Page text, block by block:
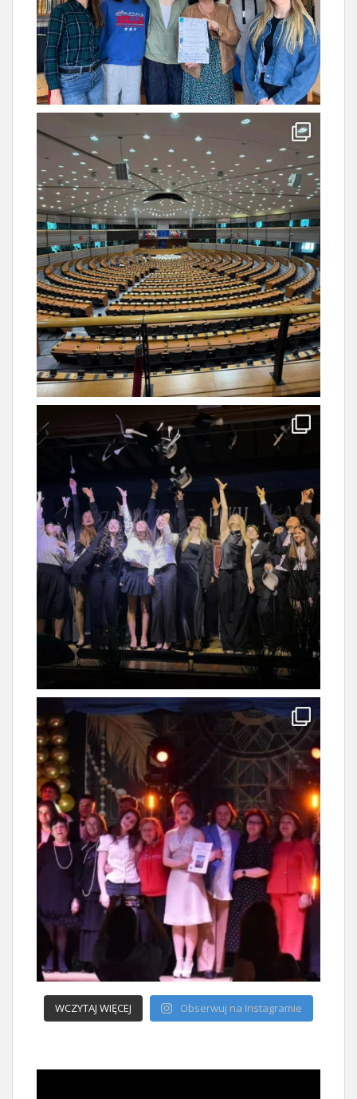
WCZYTAJ WIĘCEJ Obserwuj na Instagramie